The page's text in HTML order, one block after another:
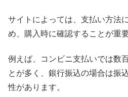
サイトによっては、支払い方法
め、購入時に確認することが重要
例えば、コンビニ支払いでは数
とが多く、銀行振込の場合は振
性があります。